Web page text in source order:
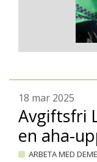
18 mar 2025
Avgiftsfri
en aha-
ARBETA MED